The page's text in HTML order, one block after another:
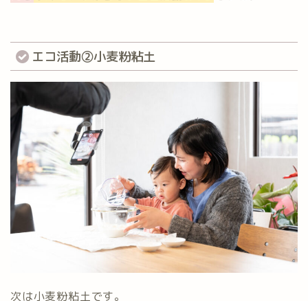
エコ活動②小麦粉粘土
次は小麦粉粘土です。